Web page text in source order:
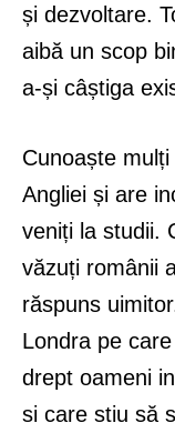
și dezvoltare.
aibă un scop
a-și câștiga
Cunoaște
Angliei și are
veniți la studii.
văzuți românii
răspuns
Londra pe
drept oameni
și care știu să